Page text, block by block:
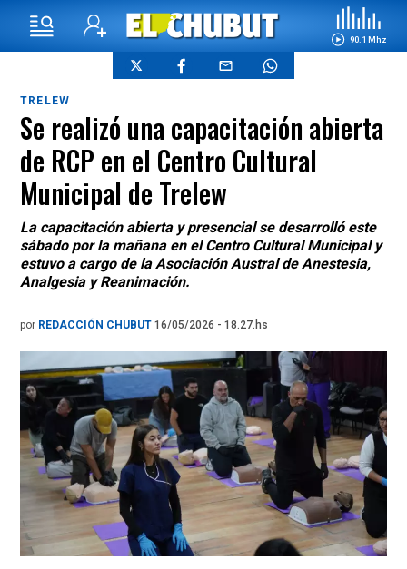
90.1 Mhz
TRELEW
Se realizó una capacitación abierta
de RCP en el Centro Cultural
Municipal de Trelew
La capacitación abierta y presencial se desarrolló este
sábado por la mañana en el Centro Cultural Municipal y
estuvo a cargo de la Asociación Austral de Anestesia,
Analgesia y Reanimación.
por REDACCIÓN CHUBUT 16/05/2026 - 18.27.hs